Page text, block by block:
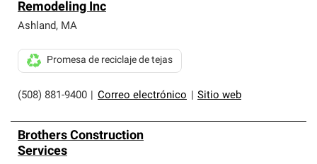
Remodeling Inc
Ashland, MA
(508) 881-9400 Correo electrónico Sitio web
Promesa de reciclaje de tejas
Brothers Construction
Services